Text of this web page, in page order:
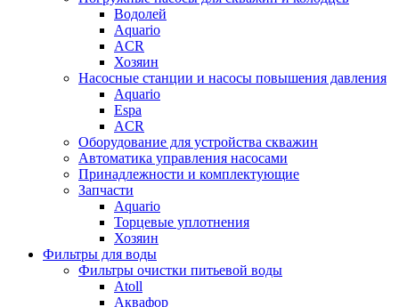
Водолей
Aquario
ACR
Хозяин
Насосные станции и насосы повышения давления
Aquario
Espa
ACR
Оборудование для устройства скважин
Автоматика управления насосами
Принадлежности и комплектующие
Запчасти
Aquario
Торцевые уплотнения
Хозяин
Фильтры для воды
Фильтры очистки питьевой воды
Atoll
Аквафор